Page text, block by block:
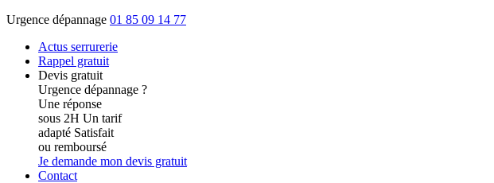
Urgence dépannage 01 85 09 14 77
Actus serrurerie
Rappel gratuit
Devis gratuit
Urgence dépannage ?
Une réponse
sous 2H Un tarif
adapté Satisfait
ou remboursé
Je demande mon devis gratuit
Contact